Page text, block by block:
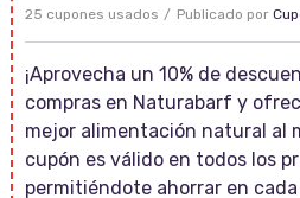
25 cupones usados Publicado por
¡Aprovecha un 10% de
compras en Naturabarf y
mejor alimentación natural al
cupón es válido en todos los
permitiéndote ahorrar en